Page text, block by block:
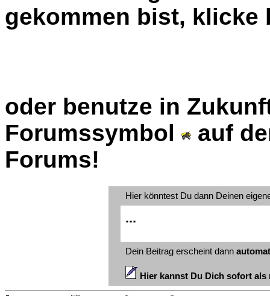
gekommen bist, klicke
oder benutze in
Forumssymbol
auf
Forums!
Hier könntest Du dann Deinen
...
Dein Beitrag erscheint dann
Hier kannst Du Dich sofort